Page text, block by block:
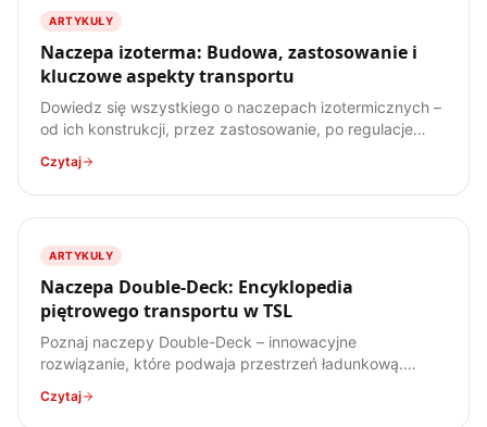
ARTYKUŁY
Naczepa izoterma: Budowa, zastosowanie i
kluczowe aspekty transportu
Dowiedz się wszystkiego o naczepach izotermicznych –
od ich konstrukcji, przez zastosowanie, po regulacje
wrażliwych na temperaturę.
Czytaj
ARTYKUŁY
Naczepa Double-Deck: Encyklopedia
piętrowego transportu w TSL
Poznaj naczepy Double-Deck – innowacyjne
rozwiązanie, które podwaja przestrzeń ładunkową.
do jakich ładunków są najlepiej przystosowane.
Czytaj